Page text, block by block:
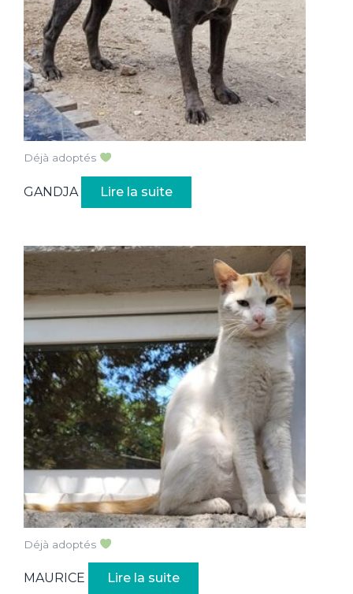
Déjà adoptés
GANDJA Lire la suite
Déjà adoptés
MAURICE Lire la suite